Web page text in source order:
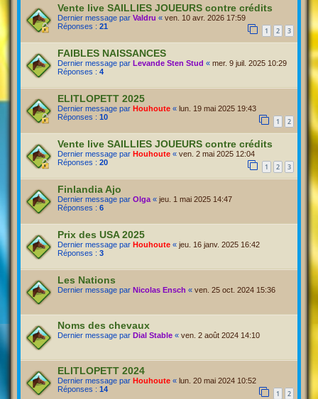
Vente live SAILLIES JOUEURS contre crédits
Dernier message par Valdru « ven. 10 avr. 2026 17:59
Réponses : 21 1 2 3
FAIBLES NAISSANCES
Dernier message par Levande Sten Stud « mer. 9 juil. 2025 10:29
Réponses : 4
ELITLOPETT 2025
Dernier message par Houhoute « lun. 19 mai 2025 19:43
Réponses : 10 1 2
Vente live SAILLIES JOUEURS contre crédits
Dernier message par Houhoute « ven. 2 mai 2025 12:04
Réponses : 20 1 2 3
Finlandia Ajo
Dernier message par Olga « jeu. 1 mai 2025 14:47
Réponses : 6
Prix des USA 2025
Dernier message par Houhoute « jeu. 16 janv. 2025 16:42
Réponses : 3
Les Nations
Dernier message par Nicolas Ensch « ven. 25 oct. 2024 15:36
Noms des chevaux
Dernier message par Dial Stable « ven. 2 août 2024 14:10
ELITLOPETT 2024
Dernier message par Houhoute « lun. 20 mai 2024 10:52
Réponses : 14 1 2